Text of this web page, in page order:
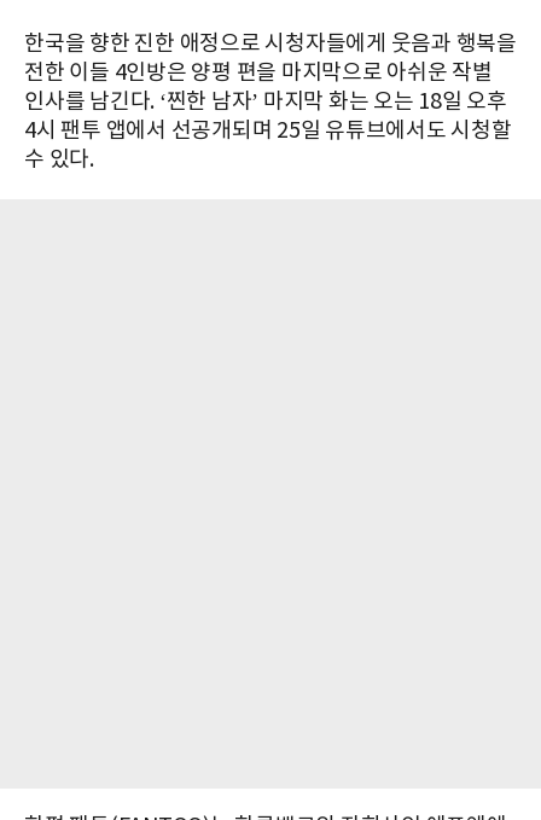
한국을 향한 진한 애정으로 시청자들에게 웃음과 행복을
전한 이들 4인방은 양평 편을 마지막으로 아쉬운 작별
인사를 남긴다. ‘찐한 남자’ 마지막 화는 오는 18일 오후
4시 팬투 앱에서 선공개되며 25일 유튜브에서도 시청할
수 있다.